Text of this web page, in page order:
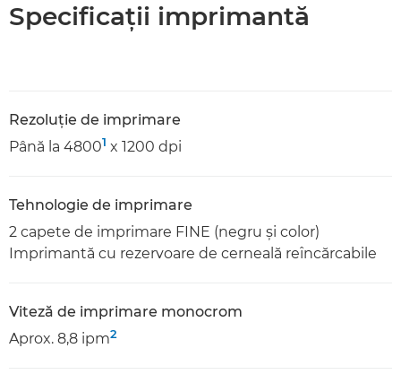
Specificaţii imprimantă
Rezoluţie de imprimare
Până la 48001 x 1200 dpi
Tehnologie de imprimare
2 capete de imprimare FINE (negru şi color)
Imprimantă cu rezervoare de cerneală reîncărcabile
Viteză de imprimare monocrom
Aprox. 8,8 ipm2